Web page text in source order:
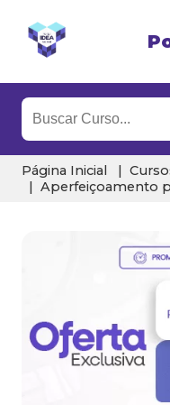
Página Inicial
Aperfeiçoamento